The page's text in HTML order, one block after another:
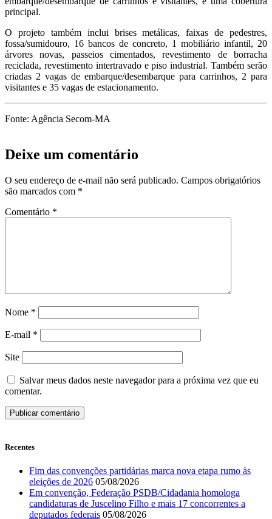
principal.
O projeto também inclui brises metálicas, faixas de pedestres,
fossa/sumidouro, 16 bancos de concreto, 1 mobiliário infantil, 20
árvores novas, passeios cimentados, revestimento de borracha
reciclada, revestimento intertravado e piso industrial. Também serão
criadas 2 vagas de embarque/desembarque para carrinhos, 2 para
visitantes e 35 vagas de estacionamento.
Fonte: Agência Secom-MA
Deixe um comentário
O seu endereço de e-mail não será publicado. Campos obrigatórios
são marcados com *
Comentário *
Nome *
E-mail *
Site
Salvar meus dados neste navegador para a próxima vez que eu
comentar.
Recentes
Fim das convenções partidárias marca nova etapa rumo às
eleições de 2026 05/08/2026
Em convenção, Federação PSDB/Cidadania homologa
candidaturas de Juscelino Filho e mais 17 concorrentes a
deputados federais 05/08/2026